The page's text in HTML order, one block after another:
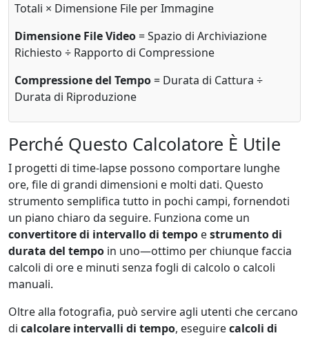
Totali × Dimensione File per Immagine
Dimensione File Video= Spazio di Archiviazione
Richiesto ÷ Rapporto di Compressione
Compressione del Tempo= Durata di Cattura ÷
Durata di Riproduzione
Perché Questo Calcolatore È Utile
I progetti di time-lapse possono comportare lunghe
ore, file di grandi dimensioni e molti dati. Questo
strumento semplifica tutto in pochi campi, fornendoti
un piano chiaro da seguire. Funziona come un
convertitore di intervallo di tempo estrumento di
durata del tempo in uno—ottimo per chiunque faccia
calcoli di ore e minuti senza fogli di calcolo o calcoli
manuali.
Oltre alla fotografia, può servire agli utenti che cercano
di calcolare intervalli di tempo, eseguirecalcoli di